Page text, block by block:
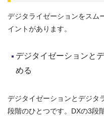
デジタライゼーションをスム
イントがあります。
デジタイゼーションと
める
デジタイゼーションとデジタ
段階のひとつです。DXの3段